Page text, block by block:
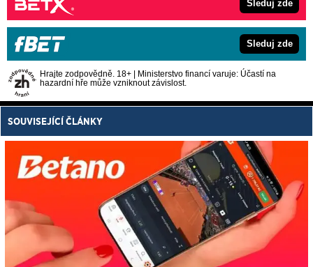
Sleduj zde
Sleduj zde
Hrajte zodpovědně. 18+ | Ministerstvo financí varuje: Účastí na
hazardní hře může vzniknout závislost.
SOUVISEJÍCÍ ČLÁNKY